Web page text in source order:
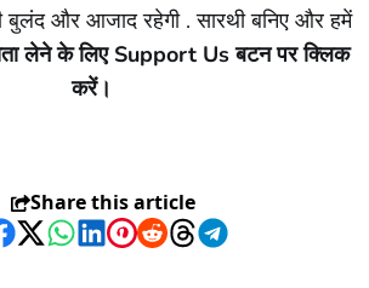
और आजाद रहेगी . सारथी बनिए और हमें
लेने के लिए Support Us बटन पर क्लिक
करें।
Share this article
Facebook
TwitterWhatsApp
LinkedInPinterest
RedditThreadsTelegram